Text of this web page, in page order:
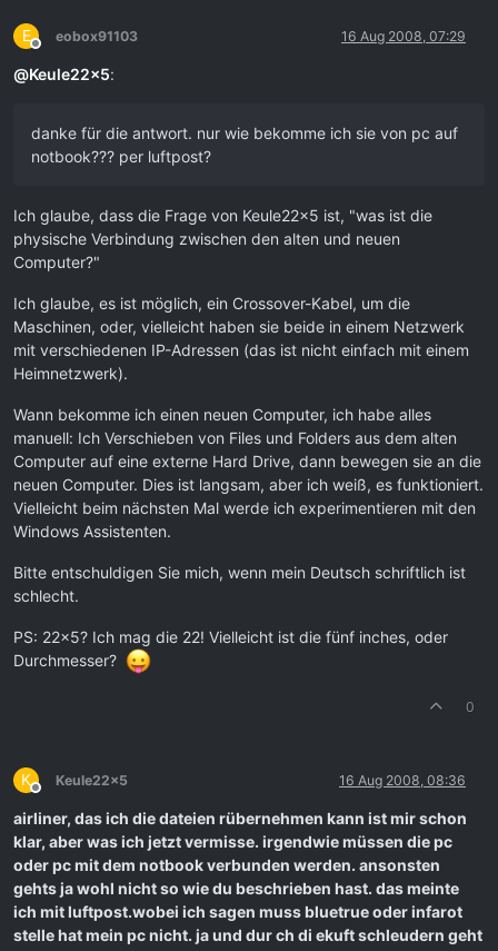
E
Offline
eobox91103 16 Aug 2008, 07:29
@Keule22x5:
danke für die antwort. nur wie bekomme ich sie von pc auf
notbook??? per luftpost?
Ich glaube, dass die Frage von Keule22x5 ist, "was ist die
physische Verbindung zwischen den alten und neuen
Computer?"
Ich glaube, es ist möglich, ein Crossover-Kabel, um die
Maschinen, oder, vielleicht haben sie beide in einem Netzwerk
mit verschiedenen IP-Adressen (das ist nicht einfach mit einem
Heimnetzwerk).
Wann bekomme ich einen neuen Computer, ich habe alles
manuell: Ich Verschieben von Files und Folders aus dem alten
Computer auf eine externe Hard Drive, dann bewegen sie an die
neuen Computer. Dies ist langsam, aber ich weiß, es funktioniert.
Vielleicht beim nächsten Mal werde ich experimentieren mit den
Windows Assistenten.
Bitte entschuldigen Sie mich, wenn mein Deutsch schriftlich ist
schlecht.
PS: 22x5? Ich mag die 22! Vielleicht ist die fünf inches, oder
Durchmesser?
0
K
Offline
Keule22x5 16 Aug 2008, 08:36
airliner, das ich die dateien rübernehmen kann ist mir schon
klar, aber was ich jetzt vermisse. irgendwie müssen die pc
oder pc mit dem notbook verbunden werden. ansonsten
gehts ja wohl nicht so wie du beschrieben hast. das meinte
ich mit luftpost.wobei ich sagen muss bluetrue oder infarot
stelle hat mein pc nicht. ja und dur ch di ekuft schleudern geht